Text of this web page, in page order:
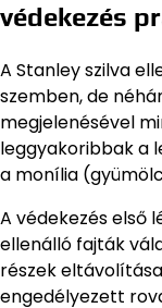
védekezés
A Stanley szilva
szemben, de
megjelenésével
leggyakoribbak a
a monília
A védekezés első
ellenálló fajták
részek
engedélyezett